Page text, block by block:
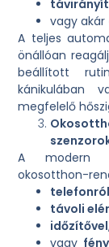
vagy akár
A teljes
önállóan
beállított
kánikulában
megfelelő
A modern
okosotthon-
távoli
időzítővel
vagy